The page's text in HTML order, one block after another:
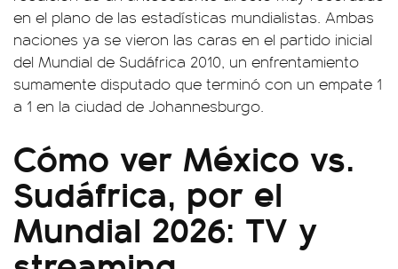
en el plano de las estadísticas mundialistas. Ambas
naciones ya se vieron las caras en el partido inicial
del Mundial de Sudáfrica 2010, un enfrentamiento
sumamente disputado que terminó con un empate 1
a 1 en la ciudad de Johannesburgo.
Cómo ver México vs.
Sudáfrica, por el
Mundial 2026: TV y